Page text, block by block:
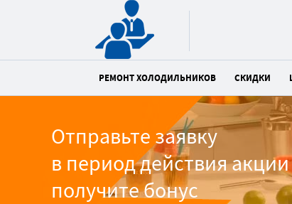
РЕМОНТ ХОЛОДИЛЬНИКОВ СКИДКИ
Отправьте заявку
в период действия
получите бонус